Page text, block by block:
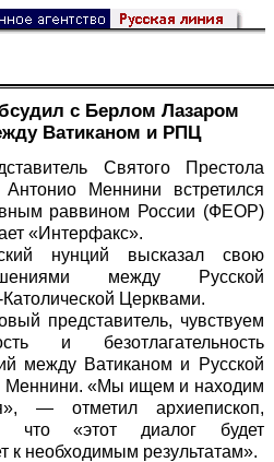
с Берлом Лазаром
Ватиканом и РПЦ
Святого Престола
Меннини встретился
раввином России (ФЕОР)
«Интерфакс».
нунций высказал свою
между Русской
Церквами.
представитель, чувствуем
и безотлагательность
между Ватиканом и Русской
Меннини. «Мы ищем и находим
— отметил архиепископ,
что «этот диалог будет
к необходимым результатам».